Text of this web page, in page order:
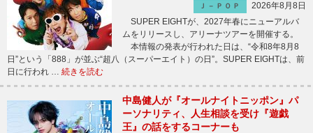
Ｊ－ＰＯＰ
2026年8月8日
SUPER EIGHTが、2027年春にニューアルバ
ムをリリースし、アリーナツアーを開催する。
本情報の発表が行われた日は、“令和8年8月8
日”という「888」が並ぶ“超八（スーパーエイト）の日”。SUPER EIGHTは、前
日に行われ … 続きを読む
中島健人が『オールナイトニッポン』パ
ーソナリティ、人生相談を受け『遊戯
王』の話をするコーナーも